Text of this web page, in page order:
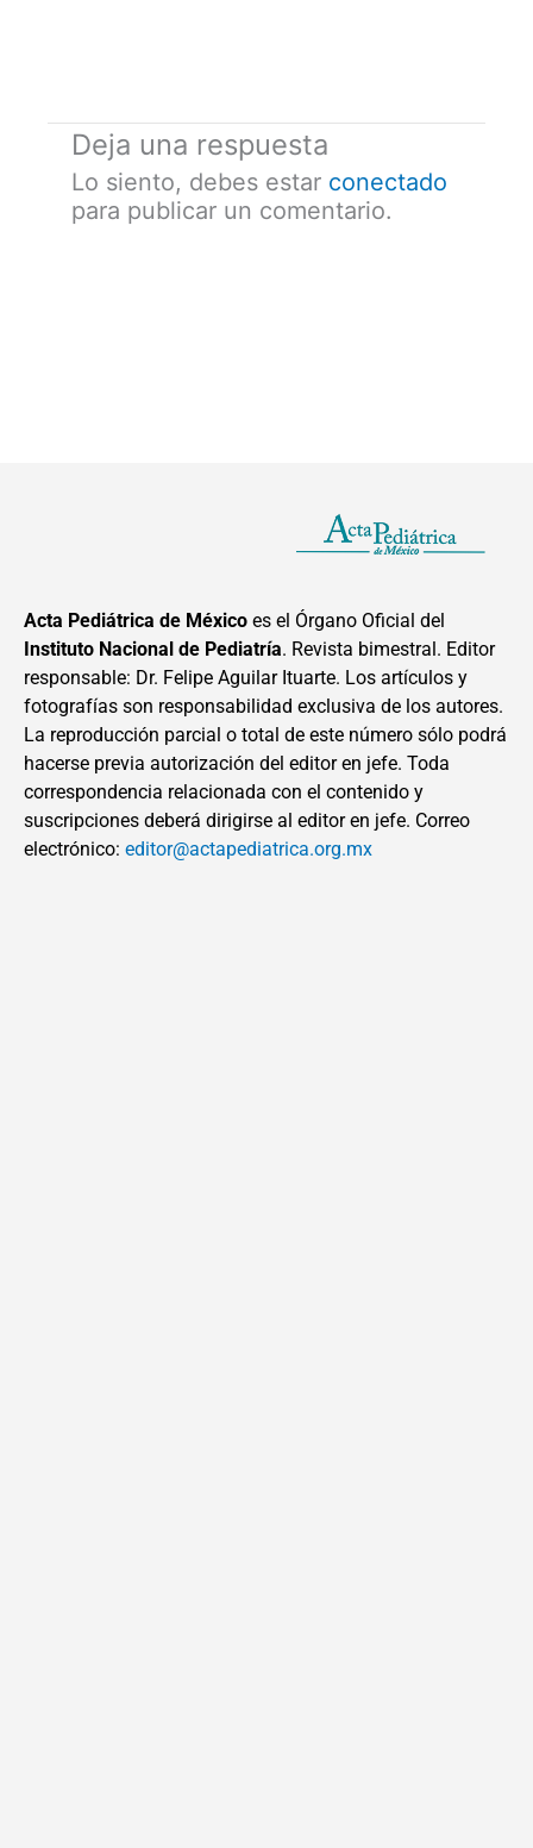
Deja una respuesta
Lo siento, debes estar conectado
para publicar un comentario.
Acta Pediátrica de México es el Órgano Oficial del
Instituto Nacional de Pediatría. Revista bimestral. Editor
responsable: Dr. Felipe Aguilar Ituarte. Los artículos y
fotografías son responsabilidad exclusiva de los autores.
La reproducción parcial o total de este número sólo podrá
hacerse previa autorización del editor en jefe. Toda
correspondencia relacionada con el contenido y
suscripciones deberá dirigirse al editor en jefe. Correo
electrónico: editor@actapediatrica.org.mx